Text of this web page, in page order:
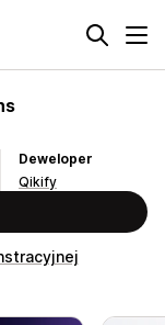
Deweloper
Qikify